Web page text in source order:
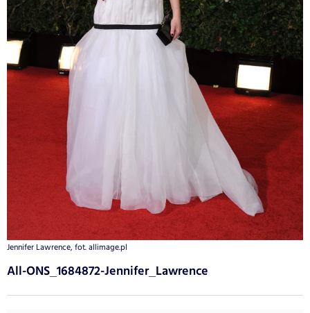
Jennifer Lawrence, fot. allimage.pl
All-ONS_1684872-Jennifer_Lawrence